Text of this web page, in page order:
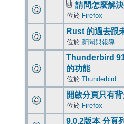
請問怎麼解
位於 Firefox
Rust 的過去跟
位於 新聞與報導
Thunderbird
的功能
位於 Thunderbird
開啟分頁只有
位於 Firefox
9.0.2版本 分頁